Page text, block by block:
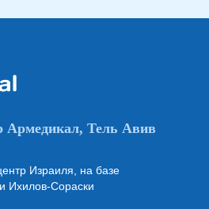
Армедикал, Тель Авив
Израиля, на базе
Ихилов-Сораски